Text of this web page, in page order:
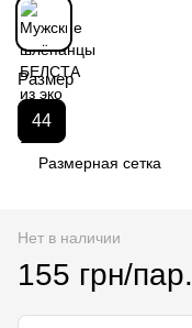
Размер
44
Размерная сетка
Нет в наличии
155 грн/пар.